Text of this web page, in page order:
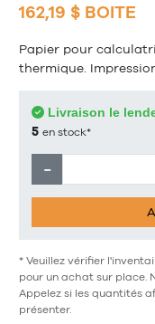
162,19 $ BOITE
Papier pour
thermique.
Livraison le
5 en stock*
−
* Veuillez vérifier
pour un achat sur place.
Appelez si les quantités
présenter.